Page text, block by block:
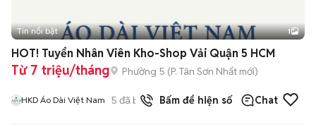
Tin nổi bật 1
HOT! Tuyển Nhân Viên Kho-Shop Vải Quận 5 HCM
Từ 7 triệu/tháng Phường 5 (P. Tân Sơn Nhất mới)
HKD Áo Dài Việt Nam 5 đã bán Bấm để hiện số Chat